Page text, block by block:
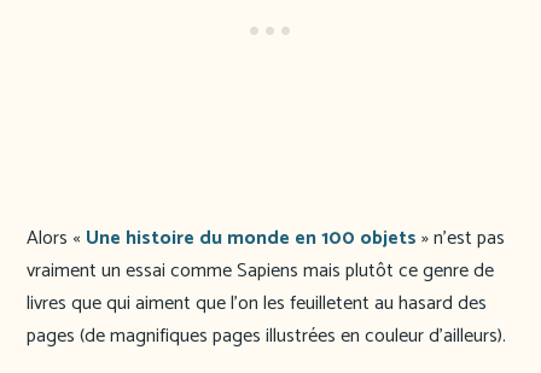
Alors « Une histoire du monde en 100 objets» n’est pas
vraiment un essai comme Sapiens mais plutôt ce genre de
livres que qui aiment que l’on les feuilletent au hasard des
pages (de magnifiques pages illustrées en couleur d’ailleurs).